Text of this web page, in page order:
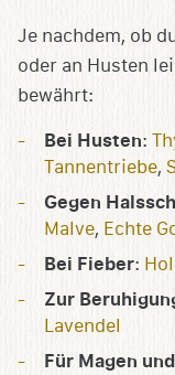
Je nachdem, ob
oder an Husten
bewährt:
Bei Husten:
Tannentriebe,
Gegen
Malve, Echte
Bei Fieber:
Zur
Lavendel
Für Magen